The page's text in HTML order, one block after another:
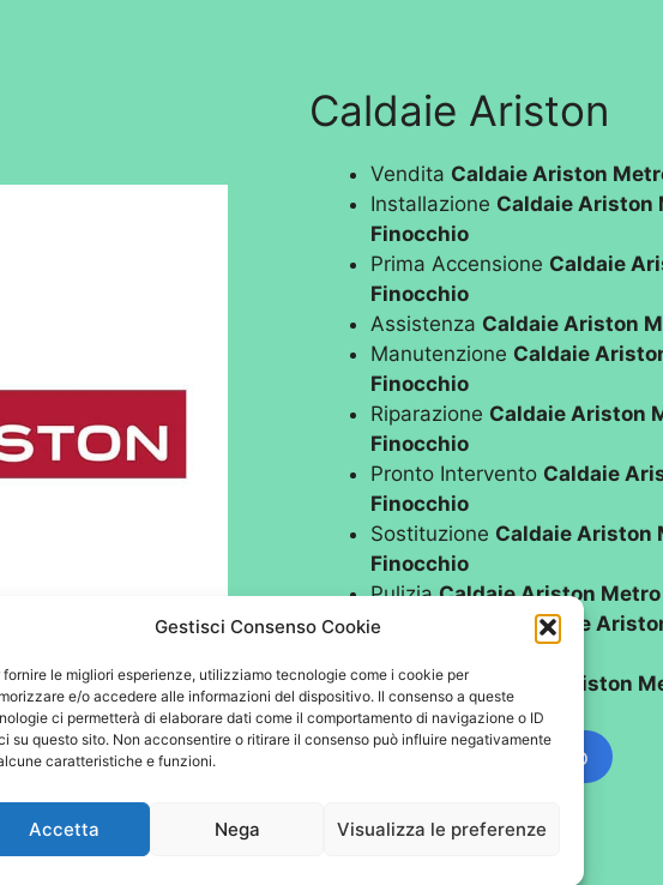
Gestisci Consenso Cookie
fornire le migliori esperienze, utilizziamo tecnologie come i cookie per
e/o accedere alle informazioni del dispositivo. Il consenso a queste
ci permetterà di elaborare dati come il comportamento di navigazione o ID
su questo sito. Non acconsentire o ritirare il consenso può influire negativamente
caratteristiche e funzioni.
Accetta Nega Visualizza le preferenze
Caldaie Ariston
Vendita Caldaie Ariston
Installazione Caldaie Ariston
Finocchio
Prima Accensione Caldaie
Finocchio
Assistenza Caldaie Ariston
Manutenzione Caldaie
Finocchio
Riparazione Caldaie Ariston
Finocchio
Pronto Intervento Caldaie
Finocchio
Sostituzione Caldaie Ariston
Finocchio
PuliziaCaldaie Ariston
Controllo Fumi
Caldaie
Bollino Blu
Caldaie Ariston
Richiedi un Preventivo